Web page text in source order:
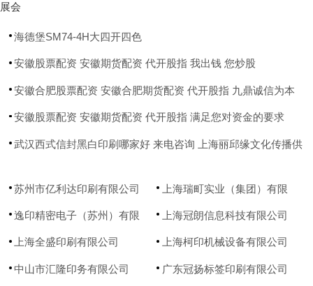
展会
海德堡SM74-4H大四开四色
安徽股票配资 安徽期货配资 代开股指 我出钱 您炒股
安徽合肥股票配资 安徽合肥期货配资 代开股指 九鼎诚信为本
安徽股票配资 安徽期货配资 代开股指 满足您对资金的要求
武汉西式信封黑白印刷哪家好 来电咨询 上海丽邱缘文化传播供
苏州市亿利达印刷有限公司
上海瑞町实业（集团）有限
公司
逸印精密电子（苏州）有限
公司
上海冠朗信息科技有限公司
上海全盛印刷有限公司 上海柯印机械设备有限公司
中山市汇隆印务有限公司 广东冠扬标签印刷有限公司